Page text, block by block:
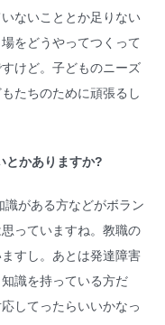
ないこととか足りない
をどうやってつくって
けど。子どものニーズ
たちのために頑張るし
とかありますか?
がある方などがボラン
っていますね。教職の
すし。あとは発達障害
識を持っている方だ
してったらいいかなっ